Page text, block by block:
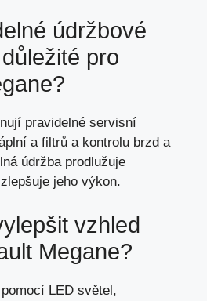
údržbové
pro
pravidelné servisní
a filtrů a kontrolu brzd a
údržba prodlužuje
jeho výkon.
vzhled
Megane?
LED světel,